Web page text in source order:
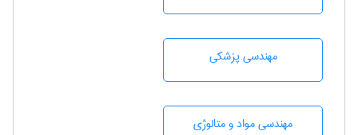
مهندسی پزشکی
مهندسی مواد و متالوژی